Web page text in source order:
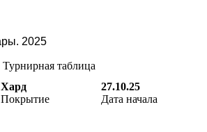
Турнирная таблица
Хард
Покрытие
27.10.25
Дата начала